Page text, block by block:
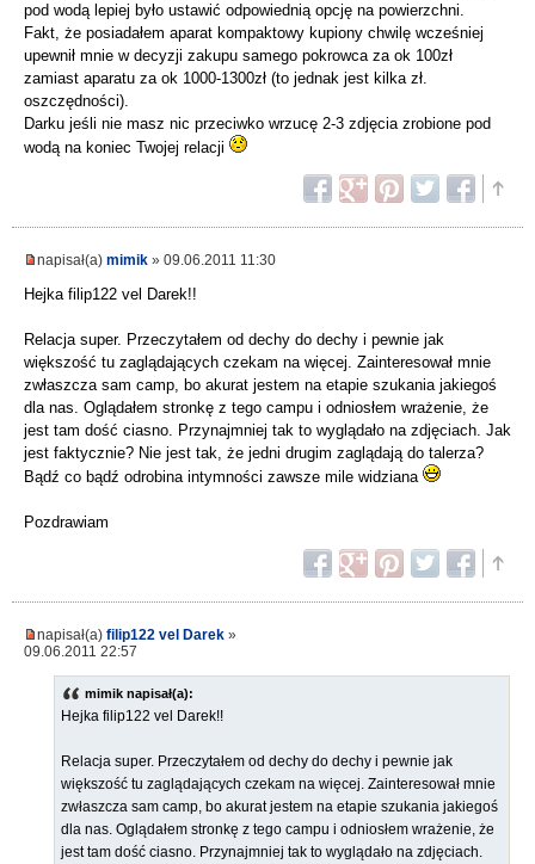
pod wodą lepiej było ustawić odpowiednią opcję na powierzchni.
Fakt, że posiadałem aparat kompaktowy kupiony chwilę wcześniej
upewnił mnie w decyzji zakupu samego pokrowca za ok 100zł
zamiast aparatu za ok 1000-1300zł (to jednak jest kilka zł.
oszczędności).
Darku jeśli nie masz nic przeciwko wrzucę 2-3 zdjęcia zrobione pod
wodą na koniec Twojej relacji
napisał(a) mimik » 09.06.2011 11:30
Hejka filip122 vel Darek!!
Relacja super. Przeczytałem od dechy do dechy i pewnie jak
większość tu zaglądających czekam na więcej. Zainteresował mnie
zwłaszcza sam camp, bo akurat jestem na etapie szukania jakiegoś
dla nas. Oglądałem stronkę z tego campu i odniosłem wrażenie, że
jest tam dość ciasno. Przynajmniej tak to wyglądało na zdjęciach. Jak
jest faktycznie? Nie jest tak, że jedni drugim zaglądają do talerza?
Bądź co bądź odrobina intymności zawsze mile widziana
Pozdrawiam
napisał(a) filip122 vel Darek »
09.06.2011 22:57
mimik napisał(a):
Hejka filip122 vel Darek!!
Relacja super. Przeczytałem od dechy do dechy i pewnie jak
większość tu zaglądających czekam na więcej. Zainteresował mnie
zwłaszcza sam camp, bo akurat jestem na etapie szukania jakiegoś
dla nas. Oglądałem stronkę z tego campu i odniosłem wrażenie, że
jest tam dość ciasno. Przynajmniej tak to wyglądało na zdjęciach.